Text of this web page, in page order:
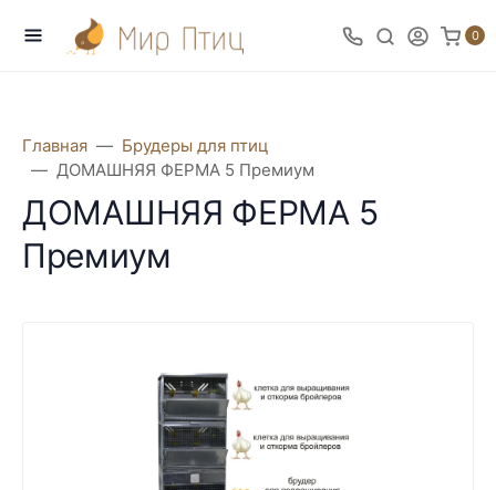
0
Главная
Брудеры для птиц
ДОМАШНЯЯ ФЕРМА 5 Премиум
ДОМАШНЯЯ ФЕРМА 5
Премиум